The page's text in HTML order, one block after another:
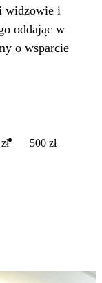
widzowie i
oddając w
o wsparcie
500 zł